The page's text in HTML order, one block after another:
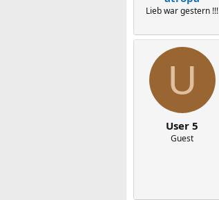
Lieb war gestern !!!
U
User 5
Guest